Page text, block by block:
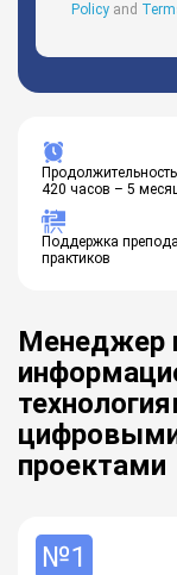
Policy and
420 часов – 5
Поддержка
практиков
Менеджер
проектами
№1